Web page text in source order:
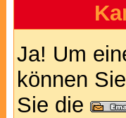
Ja! Um
können
Sie die